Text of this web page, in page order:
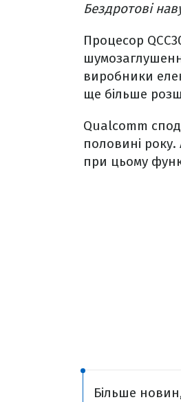
Бездротові
Процесор
виробники
ще більше
Qualcomm
половині року.
при цьому
Більше